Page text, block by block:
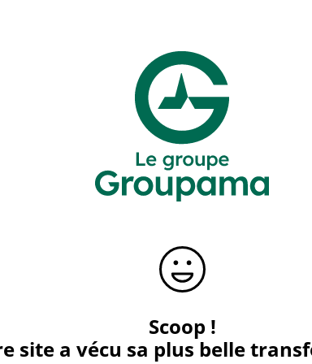
Scoop !
site a vécu sa plus belle